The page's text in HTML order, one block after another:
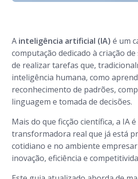
A inteligência artificial (IA) é um
computação dedicado à criação
de realizar tarefas que,
inteligência humana, como
reconhecimento de padrões,
linguagem e tomada de decisões.
Mais do que ficção científica, a IA
transformadora real que já está
cotidiano e no ambiente
inovação, eficiência e